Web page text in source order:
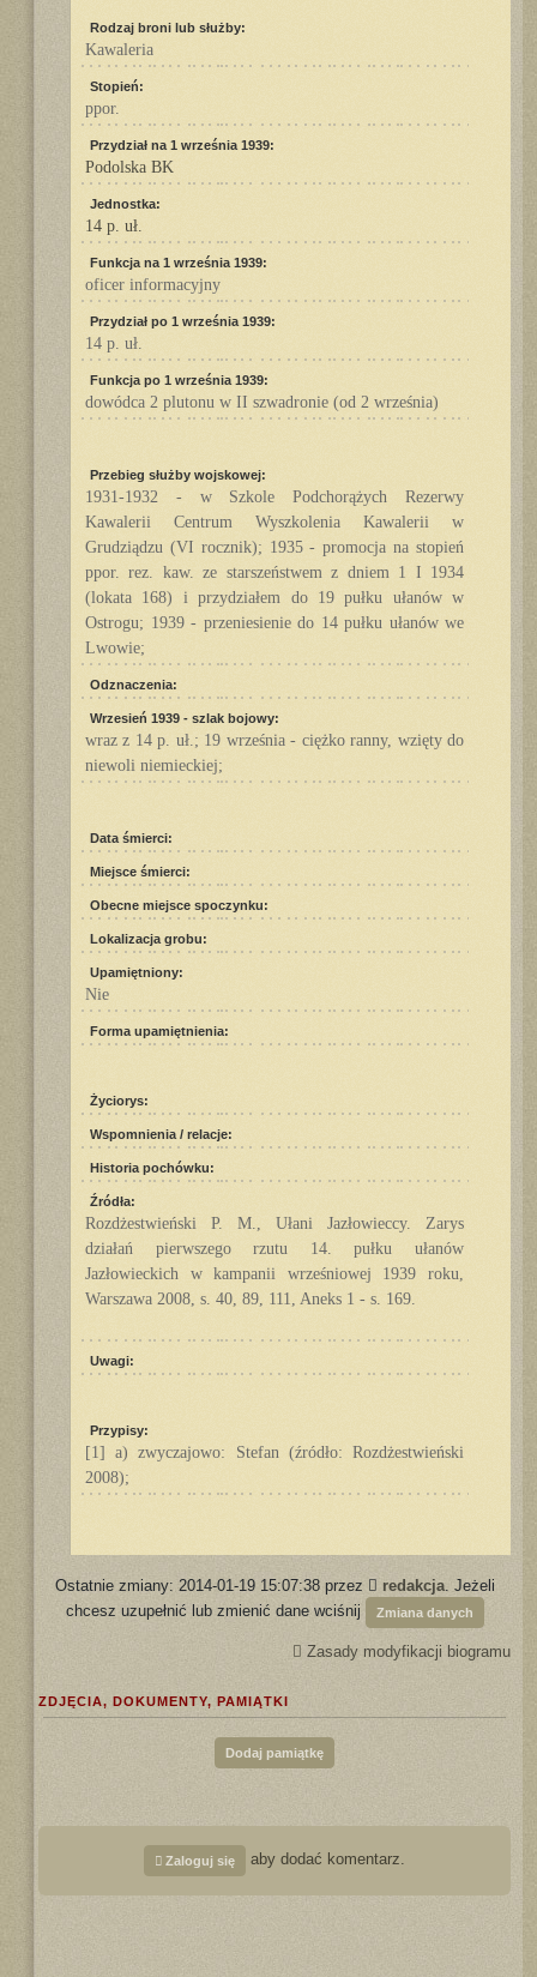
Rodzaj broni lub służby:
Kawaleria
Stopień:
ppor.
Przydział na 1 września 1939:
Podolska BK
Jednostka:
14 p. uł.
Funkcja na 1 września 1939:
oficer informacyjny
Przydział po 1 września 1939:
14 p. uł.
Funkcja po 1 września 1939:
dowódca 2 plutonu w II szwadronie (od 2 września)
Przebieg służby wojskowej:
1931-1932 - w Szkole Podchorążych Rezerwy
Kawalerii Centrum Wyszkolenia Kawalerii w
Grudziądzu (VI rocznik); 1935 - promocja na stopień
ppor. rez. kaw. ze starszeństwem z dniem 1 I 1934
(lokata 168) i przydziałem do 19 pułku ułanów w
Ostrogu; 1939 - przeniesienie do 14 pułku ułanów we
Lwowie;
Odznaczenia:
Wrzesień 1939 - szlak bojowy:
wraz z 14 p. uł.; 19 września - ciężko ranny, wzięty do
niewoli niemieckiej;
Data śmierci:
Miejsce śmierci:
Obecne miejsce spoczynku:
Lokalizacja grobu:
Upamiętniony:
Nie
Forma upamiętnienia:
Życiorys:
Wspomnienia / relacje:
Historia pochówku:
Źródła:
Rozdżestwieński P. M., Ułani Jazłowieccy. Zarys
działań pierwszego rzutu 14. pułku ułanów
Jazłowieckich w kampanii wrześniowej 1939 roku,
Warszawa 2008, s. 40, 89, 111, Aneks 1 - s. 169.
Uwagi:
Przypisy:
[1] a) zwyczajowo: Stefan (źródło: Rozdżestwieński
2008);
Ostatnie zmiany: 2014-01-19 15:07:38 przez redakcja. Jeżeli
chcesz uzupełnić lub zmienić dane wciśnij
Zmiana danych
Zasady modyfikacji biogramu
ZDJĘCIA, DOKUMENTY, PAMIĄTKI
Dodaj pamiątkę
Zaloguj się aby dodać komentarz.